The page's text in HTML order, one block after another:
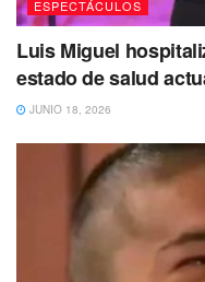
ESPECTÁCULOS
Luis Miguel
estado de salud
JUNIO 18, 2026